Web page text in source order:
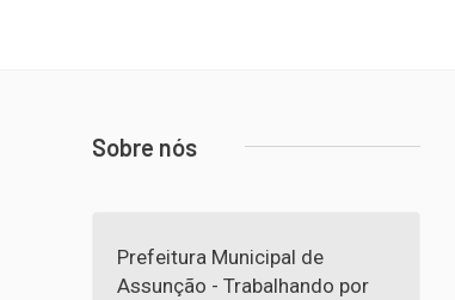
Sobre nós
Prefeitura Municipal de
Assunção - Trabalhando por